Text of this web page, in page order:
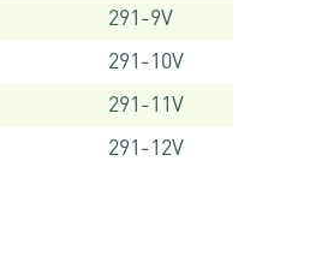
291-9V
291-10V
291-11V
291-12V